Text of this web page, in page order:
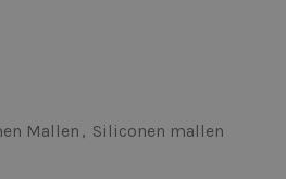
Mallen , Siliconen mallen